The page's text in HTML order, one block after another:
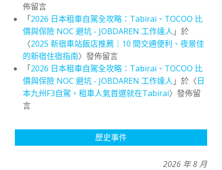
佈留言
「2026 日本租車自駕全攻略：Tabirai、TOCOO 比
價與保險 NOC 避坑 - JOBDAREN 工作達人 」於
〈2025 新宿車站飯店推薦｜10 間交通便利、夜景佳
的新宿住宿指南〉發佈留言
「2026 日本租車自駕全攻略：Tabirai、TOCOO 比
價與保險 NOC 避坑 - JOBDAREN 工作達人 」於〈日
本九州F3自駕，租車人氣首選就在Tabirai〉發佈留
言
歷史事件
2026 年 8 月